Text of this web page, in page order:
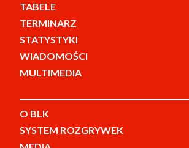
TABELE
TERMINARZ
STATYSTYKI
WIADOMOŚCI
MULTIMEDIA
O BLK
SYSTEM ROZGRYWEK